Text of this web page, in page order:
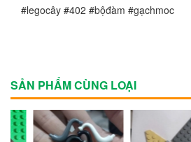
#legocây #402 #bộđàm #gạchmoc
SẢN PHẨM CÙNG LOẠI